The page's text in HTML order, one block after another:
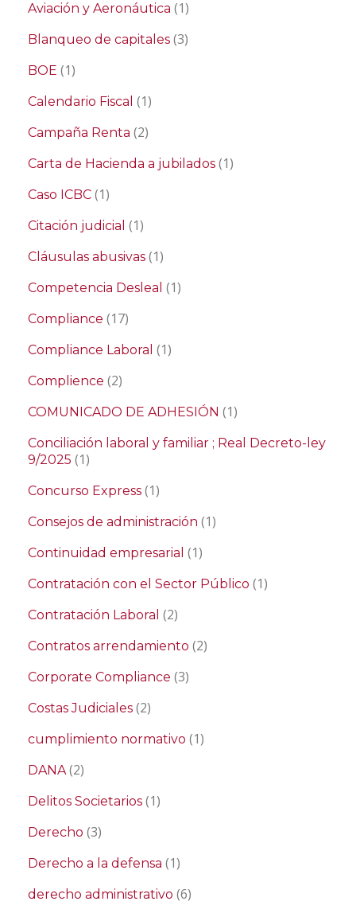
Aviación y Aeronáutica (1)
Blanqueo de capitales (3)
BOE (1)
Calendario Fiscal (1)
Campaña Renta (2)
Carta de Hacienda a jubilados (1)
Caso ICBC (1)
Citación judicial (1)
Cláusulas abusivas (1)
Competencia Desleal (1)
Compliance (17)
Compliance Laboral (1)
Complience (2)
COMUNICADO DE ADHESIÓN (1)
Conciliación laboral y familiar ; Real Decreto-ley
9/2025 (1)
Concurso Express (1)
Consejos de administración (1)
Continuidad empresarial (1)
Contratación con el Sector Público (1)
Contratación Laboral (2)
Contratos arrendamiento (2)
Corporate Compliance (3)
Costas Judiciales (2)
cumplimiento normativo (1)
DANA(2)
Delitos Societarios (1)
Derecho (3)
Derecho a la defensa (1)
derecho administrativo (6)